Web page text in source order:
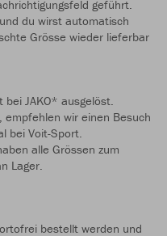
geführt.
du wirst automatisch
Grösse wieder lieferbar
bei JAKO* ausgelöst.
wir einen Besuch
bei Voit-Sport.
alle Grössen zum
Lager.
bestellt werden und